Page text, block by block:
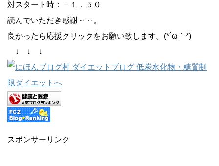
対スタート時：－１．５０
読んでいただき感謝～～。
良かったら応援クリックをお願い致します。(*´ω｀*)
↓ ↓ ↓
スポンサーリンク